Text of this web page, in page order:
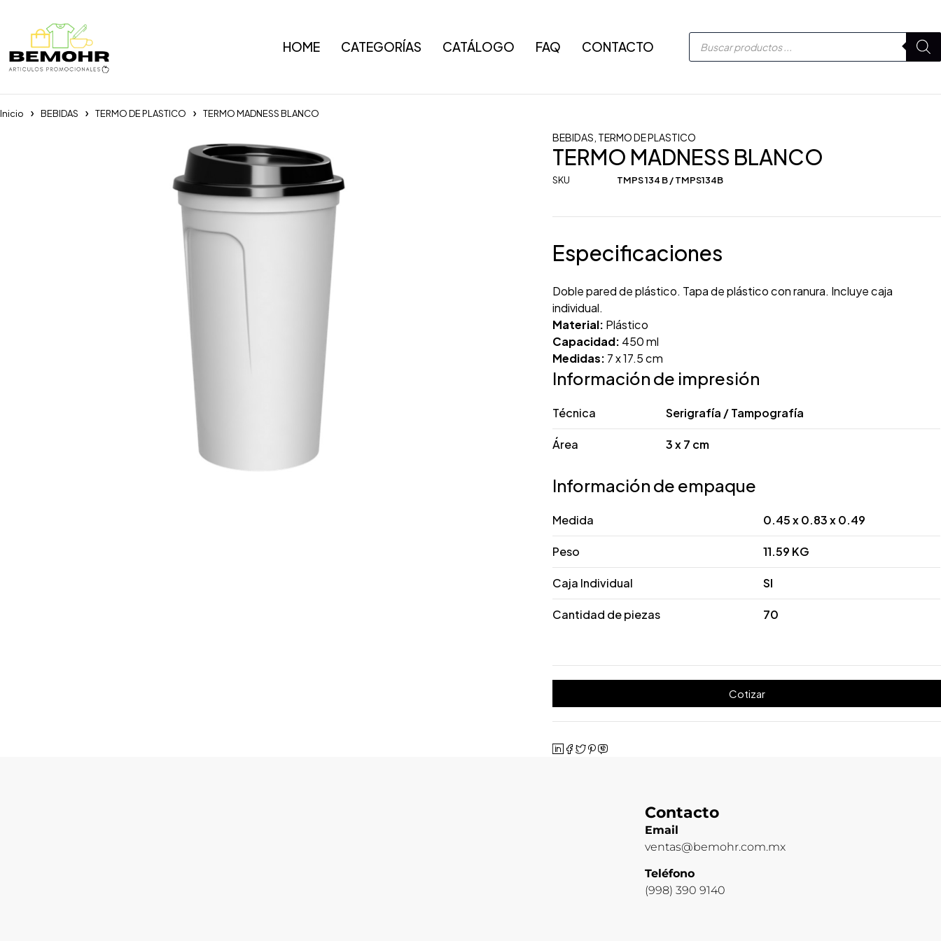
HOME CATEGORÍAS CATÁLOGO FAQ CONTACTO
Inicio BEBIDAS TERMO DE PLASTICO TERMO MADNESS BLANCO
BEBIDAS TERMO DE PLASTICO
TERMO MADNESS BLANCO
SKU TMPS 134 B / TMPS134B
Especificaciones
Doble pared de plástico. Tapa de plástico con ranura. Incluye caja
individual.
Material: Plástico
Capacidad: 450 ml
Medidas: 7 x 17.5 cm
Información de impresión
Técnica Serigrafía / Tampografía
Área 3 x 7 cm
Información de empaque
Medida 0.45 x 0.83 x 0.49
Peso 11.59 KG
Caja Individual SI
Cantidad de piezas 70
Cotizar
Contacto
Email
ventas@bemohr.com.mx
Teléfono
(998) 390 9140